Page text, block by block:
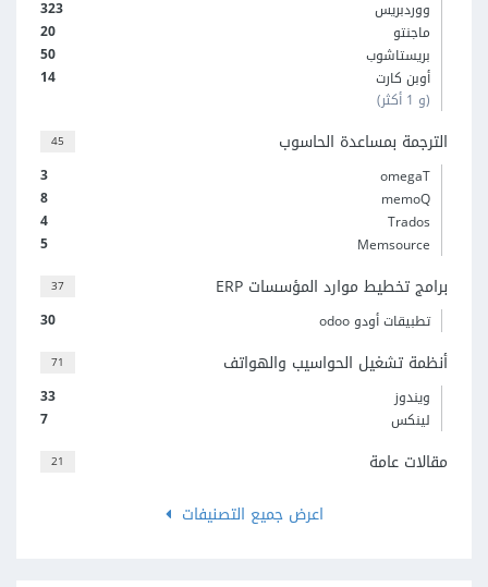
323
ووردبريس
20
ماجنتو
50
بريستاشوب
14
أوبن كارت
(و 1 أكثر)
45 الترجمة بمساعدة الحاسوب
3
omegaT
8
memoQ
4
Trados
5
Memsource
37 برامج تخطيط موارد المؤسسات ERP
30 تطبيقات أودو odoo
71 أنظمة تشغيل الحواسيب والهواتف
33
ويندوز
7
لينكس
21
مقالات عامة
اعرض جميع التصنيفات